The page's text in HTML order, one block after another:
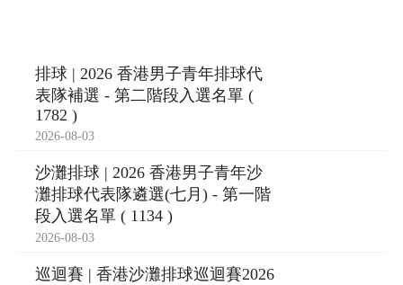
排球 | 2026 香港男子青年排球代
表隊補選 - 第二階段入選名單 (
1782 )
2026-08-03
沙灘排球 | 2026 香港男子青年沙
灘排球代表隊遴選(七月) - 第一階
段入選名單 ( 1134 )
2026-08-03
巡迴賽 | 香港沙灘排球巡迴賽2026